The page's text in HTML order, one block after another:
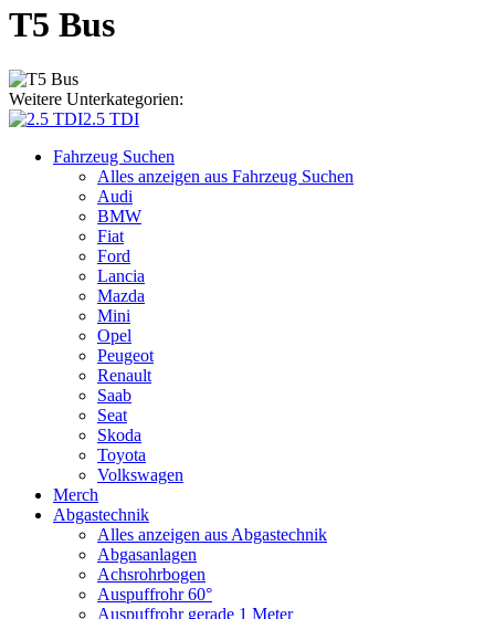
T5 Bus
Weitere Unterkategorien:
2.5 TDI
Fahrzeug Suchen
Alles anzeigen aus Fahrzeug Suchen
Audi
BMW
Fiat
Ford
Lancia
Mazda
Mini
Opel
Peugeot
Renault
Saab
Seat
Skoda
Toyota
Volkswagen
Merch
Abgastechnik
Alles anzeigen aus Abgastechnik
Abgasanlagen
Achsrohrbogen
Auspuffrohr 60°
Auspuffrohr gerade 1 Meter